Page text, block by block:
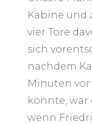
Kabine und
vier Tore
sich
nachdem
Minuten vor
konnte, war
wenn